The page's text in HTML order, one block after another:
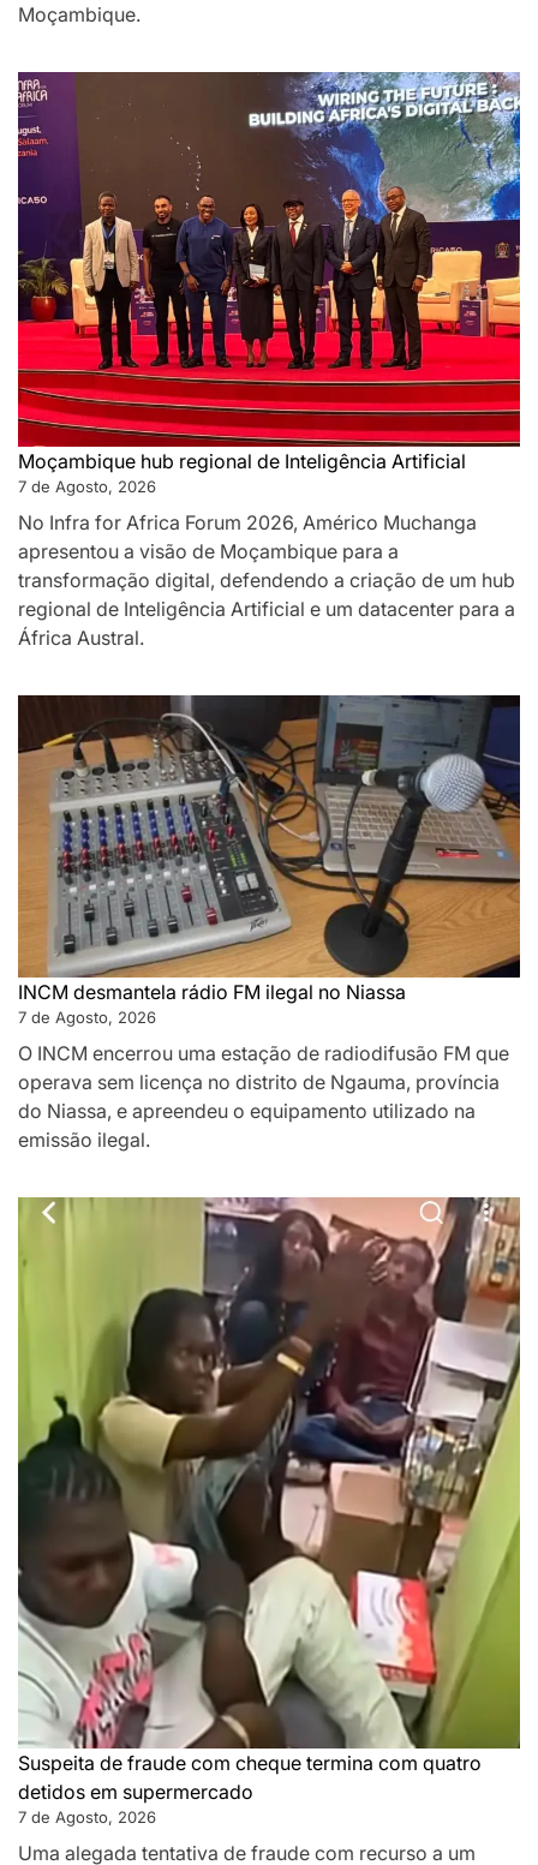
Moçambique.
Moçambique hub regional de Inteligência Artificial
7 de Agosto, 2026
No Infra for Africa Forum 2026, Américo Muchanga
apresentou a visão de Moçambique para a
transformação digital, defendendo a criação de um hub
regional de Inteligência Artificial e um datacenter para a
África Austral.
INCM desmantela rádio FM ilegal no Niassa
7 de Agosto, 2026
O INCM encerrou uma estação de radiodifusão FM que
operava sem licença no distrito de Ngauma, província
do Niassa, e apreendeu o equipamento utilizado na
emissão ilegal.
Suspeita de fraude com cheque termina com quatro
detidos em supermercado
7 de Agosto, 2026
Uma alegada tentativa de fraude com recurso a um